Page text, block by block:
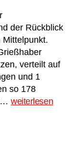
der Rückblick
verteilt auf
und 1
so 178
weiterlesen